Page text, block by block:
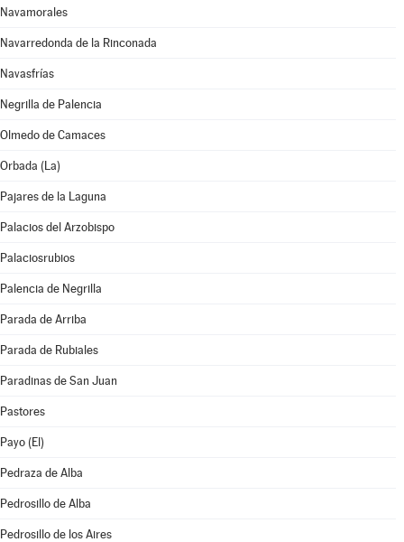
Navamorales
Navarredonda de la Rinconada
Navasfrías
Negrilla de Palencia
Olmedo de Camaces
Orbada (La)
Pajares de la Laguna
Palacios del Arzobispo
Palaciosrubios
Palencia de Negrilla
Parada de Arriba
Parada de Rubiales
Paradinas de San Juan
Pastores
Payo (El)
Pedraza de Alba
Pedrosillo de Alba
Pedrosillo de los Aires